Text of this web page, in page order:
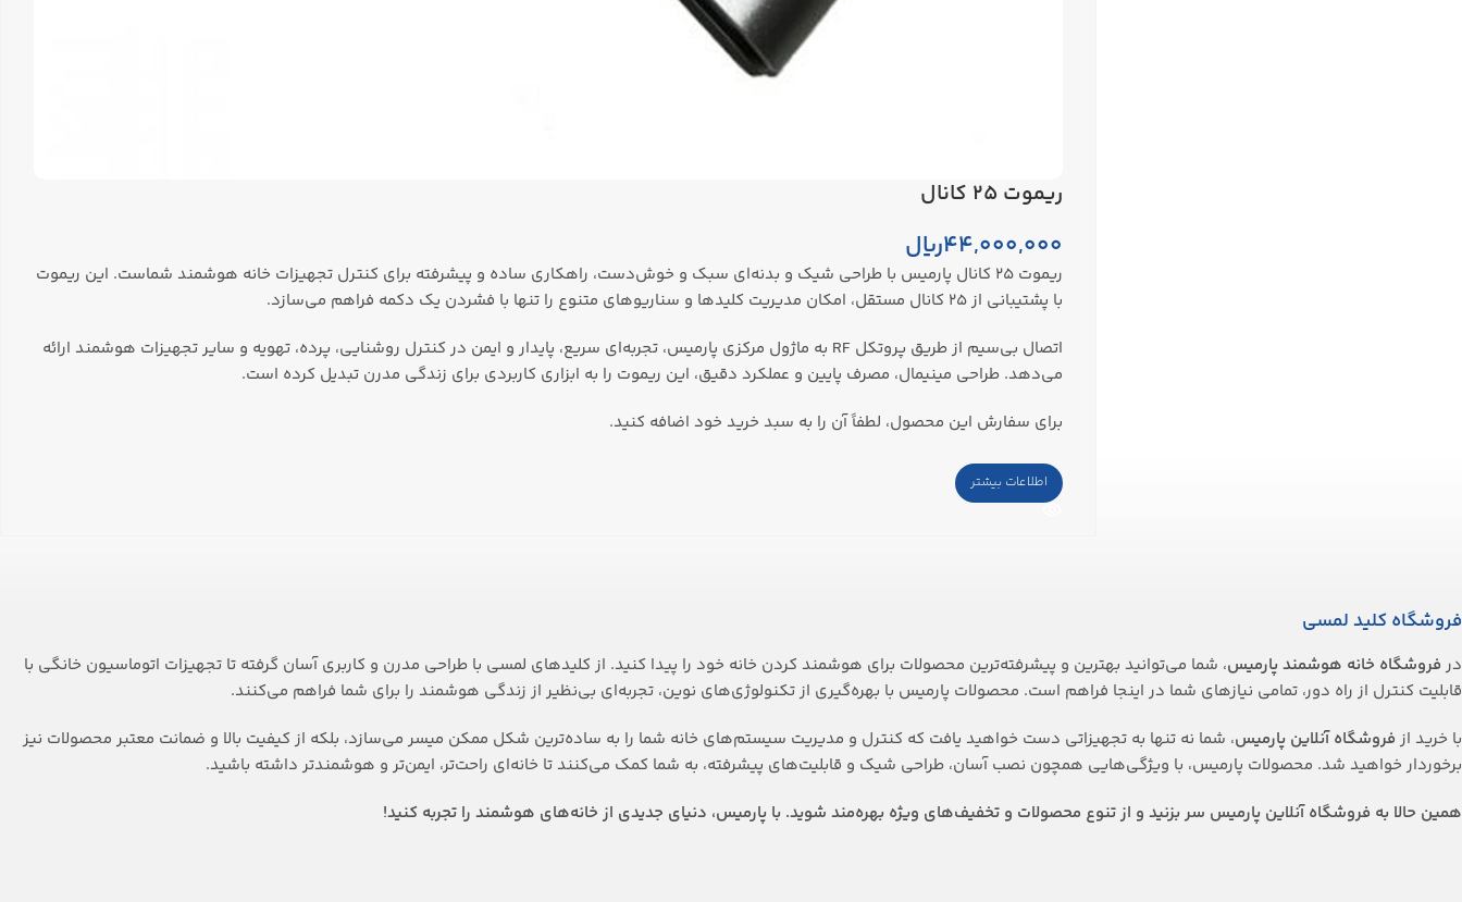
ریموت 25 کانال
44,000,000ریال
ریموت ۲۵ کانال پارمیس با طراحی شیک و بدنه‌ای سبک و خوش‌دست، راهکاری ساده و پیشرفته برای کنترل تجهیزات خانه هوشمند شماست. این ریموت
با پشتیبانی از ۲۵ کانال مستقل، امکان مدیریت کلیدها و سناریوهای متنوع را تنها با فشردن یک دکمه فراهم می‌سازد.
اتصال بی‌سیم از طریق پروتکل RF به ماژول مرکزی پارمیس، تجربه‌ای سریع، پایدار و ایمن در کنترل روشنایی، پرده، تهویه و سایر تجهیزات هوشمند ارائه
می‌دهد. طراحی مینیمال، مصرف پایین و عملکرد دقیق، این ریموت را به ابزاری کاربردی برای زندگی مدرن تبدیل کرده است.
برای سفارش این محصول، لطفاً آن را به سبد خرید خود اضافه کنید.
اطلاعات بیشتر
فروشگاه کلید لمسی
در فروشگاه خانه هوشمند پارمیس، شما می‌توانید بهترین و پیشرفته‌ترین محصولات برای هوشمند کردن خانه خود را پیدا کنید. از کلیدهای لمسی با طراحی مدرن و کاربری آسان گرفته تا تجهیزات اتوماسیون خانگی با
قابلیت کنترل از راه دور، تمامی نیازهای شما در اینجا فراهم است. محصولات پارمیس با بهره‌گیری از تکنولوژی‌های نوین، تجربه‌ای بی‌نظیر از زندگی هوشمند را برای شما فراهم می‌کنند.
با خرید از فروشگاه آنلاین پارمیس، شما نه تنها به تجهیزاتی دست خواهید یافت که کنترل و مدیریت سیستم‌های خانه شما را به ساده‌ترین شکل ممکن میسر می‌سازد، بلکه از کیفیت بالا و ضمانت معتبر محصولات نیز
برخوردار خواهید شد. محصولات پارمیس، با ویژگی‌هایی همچون نصب آسان، طراحی شیک و قابلیت‌های پیشرفته، به شما کمک می‌کنند تا خانه‌ای راحت‌تر، ایمن‌تر و هوشمندتر داشته باشید.
همین حالا به فروشگاه آنلاین پارمیس سر بزنید و از تنوع محصولات و تخفیف‌های ویژه بهره‌مند شوید. با پارمیس، دنیای جدیدی از خانه‌های هوشمند را تجربه کنید!